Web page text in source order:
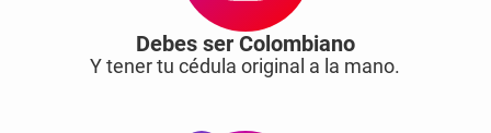
Debes ser Colombiano
Y tener tu cédula original a la mano.